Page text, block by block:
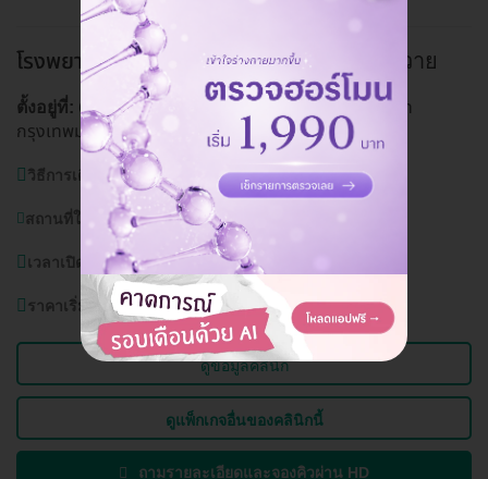
โรงพยาบาลเปาโล พหลโยธิน BTS สะพานควาย
ตั้งอยู่ที่: 670/1 ถ. พหลโยธิน แขวงสามเสนใน เขตพญาไท
กรุงเทพมหานคร 10400
ดูแผนที่คลินิก
วิธีการเดินทาง:BTS สะพานควาย
สถานที่ใกล้เคียง:บิ๊กซีสะพานควาย
เวลาเปิดบริการ:วันจันทร์ - อาทิตย์ ตลอด 24 ชั่วโมง
ราคาเริ่มต้นที่ 2,500 บาท
ดูข้อมูลคลินิก
ดูแพ็กเกจอื่นของคลินิกนี้
ถามรายละเอียดและจองคิวผ่าน HD